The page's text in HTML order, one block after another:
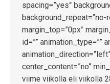
spacing=”yes”
background_repeat=”no-
margin_top=”0px”
id=”” animation_type=””
center_content=”no”
viime viikolla eli viikolla